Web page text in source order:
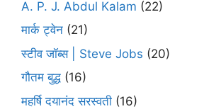
A. P. J. Abdul Kalam (22)
मार्क ट्वेन (21)
स्टीव जॉब्स | Steve Jobs (20)
गौतम बुद्ध (16)
महर्षि दयानंद सरस्वती (16)